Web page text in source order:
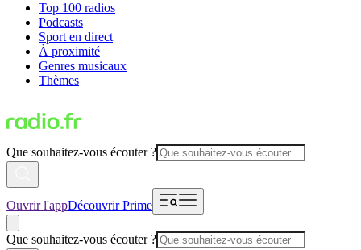
Top 100 radios
Podcasts
Sport en direct
À proximité
Genres musicaux
Thèmes
Que souhaitez-vous écouter ?
Ouvrir l'appDécouvrir Prime
Que souhaitez-vous écouter ?